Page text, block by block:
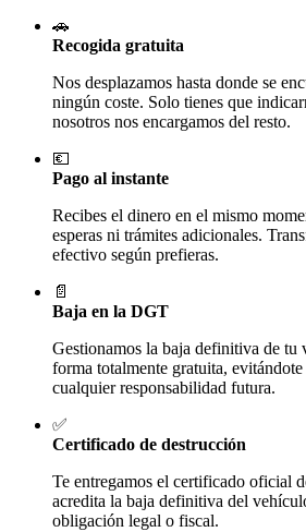
🚗
Recogida gratuita
Nos desplazamos hasta donde se
ningún coste. Solo tienes que
nosotros nos encargamos del resto.
💶
Pago al instante
Recibes el dinero en el mismo
esperas ni trámites adicionales.
efectivo según prefieras.
📄
Baja en la DGT
Gestionamos la baja definitiva de
forma totalmente gratuita,
cualquier responsabilidad futura.
✅
Certificado de destrucción
Te entregamos el certificado oficial
acredita la baja definitiva del
obligación legal o fiscal.